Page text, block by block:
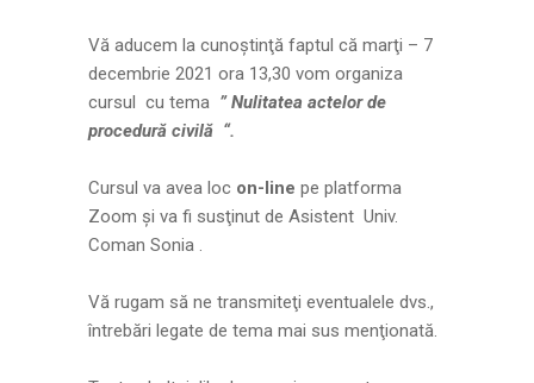
Vă aducem la cunoştinţă faptul că marţi – 7
decembrie 2021 ora 13,30 vom organiza
cursul cu tema ” Nulitatea actelor de
procedură civilă “.
Cursul va avea loc on-line pe platforma
Zoom şi va fi susţinut de Asistent Univ.
Coman Sonia .
Vă rugam să ne transmiteţi eventualele dvs.,
întrebări legate de tema mai sus menţionată.